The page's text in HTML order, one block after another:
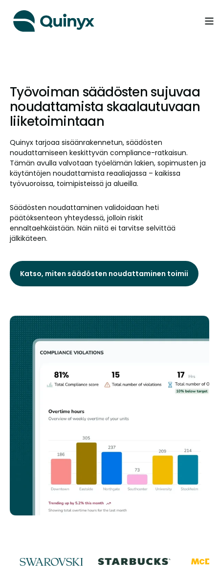
Työvoiman säädösten sujuvaa
noudattamista skaalautuvaan
liiketoimintaan
Quinyx tarjoaa sisäänrakennetun, säädösten
noudattamiseen keskittyvän compliance-ratkaisun.
Tämän avulla valvotaan työelämän lakien, sopimusten ja
käytäntöjen noudattamista reaaliajassa – kaikissa
työvuoroissa, toimipisteissä ja alueilla.
Säädösten noudattaminen validoidaan heti
päätöksenteon yhteydessä, jolloin riskit
ennaltaehkäistään. Näin niitä ei tarvitse selvittää
jälkikäteen.
Katso, miten säädösten noudattaminen toimii